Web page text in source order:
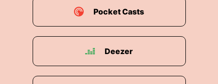
Pocket Casts
Deezer